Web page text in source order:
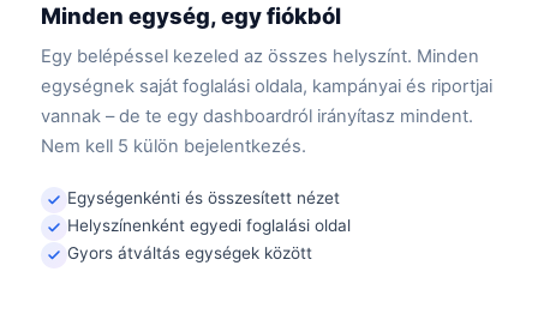
Minden egység, egy fiókból
Egy belépéssel kezeled az összes helyszínt. Minden
egységnek saját foglalási oldala, kampányai és riportjai
vannak – de te egy dashboardról irányítasz mindent.
Nem kell 5 külön bejelentkezés.
Egységenkénti és összesített nézet
Helyszínenként egyedi foglalási oldal
Gyors átváltás egységek között